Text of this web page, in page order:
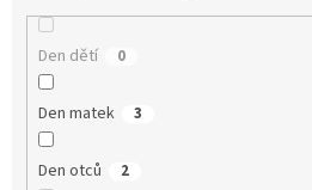
Den dětí 0
Den matek 3
Den otců 2